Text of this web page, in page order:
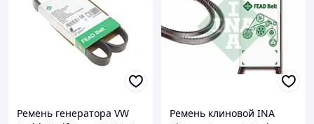
Ремень генератора VW
Ремень клиновой INA